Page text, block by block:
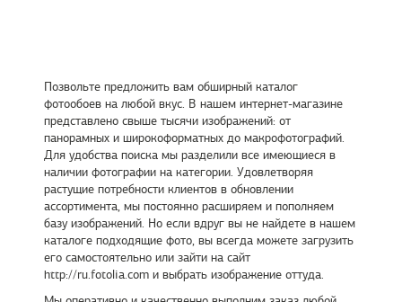
Позвольте предложить вам обширный каталог
фотообоев на любой вкус. В нашем интернет-магазине
представлено свыше тысячи изображений: от
панорамных и широкоформатных до макрофотографий.
Для удобства поиска мы разделили все имеющиеся в
наличии фотографии на категории. Удовлетворяя
растущие потребности клиентов в обновлении
ассортимента, мы постоянно расширяем и пополняем
базу изображений. Но если вдруг вы не найдете в нашем
каталоге подходящие фото, вы всегда можете загрузить
его самостоятельно или зайти на сайт
http://ru.fotolia.com и выбрать изображение оттуда.